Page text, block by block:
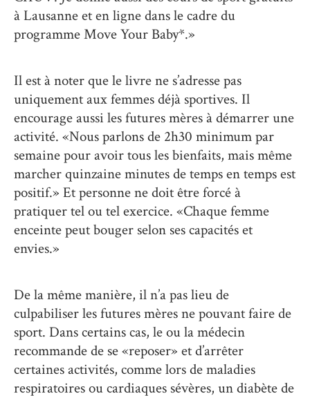
à Lausanne et en ligne dans le cadre du
programme Move Your Baby*.»
Il est à noter que le livre ne s’adresse pas
uniquement aux femmes déjà sportives. Il
encourage aussi les futures mères à démarrer une
activité. «Nous parlons de 2h30 minimum par
semaine pour avoir tous les bienfaits, mais même
marcher quinzaine minutes de temps en temps est
positif.» Et personne ne doit être forcé à
pratiquer tel ou tel exercice. «Chaque femme
enceinte peut bouger selon ses capacités et
envies.»
De la même manière, il n’a pas lieu de
culpabiliser les futures mères ne pouvant faire de
sport. Dans certains cas, le ou la médecin
recommande de se «reposer» et d’arrêter
certaines activités, comme lors de maladies
respiratoires ou cardiaques sévères, un diabète de